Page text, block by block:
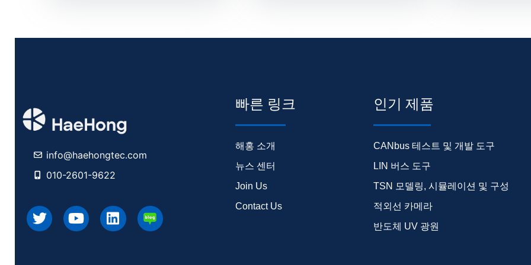
info@haehongtec.com
010-2601-9622
빠른 링크
해홍 소개
뉴스 센터
Join Us
Contact Us
인기 제품
CANbus 테스트 및 개발 도구
LIN 버스 도구
TSN 모델링, 시뮬레이션 및 구성
적외선 카메라
반도체 UV 광원